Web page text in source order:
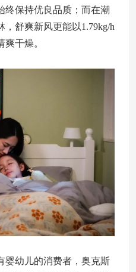
终保持优良品质；而在潮
舒爽新风更能以1.79kg/h
干燥。
婴幼儿的消费者，奥克斯